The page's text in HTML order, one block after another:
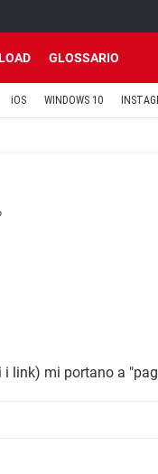
GLOSSARIO
iOS WINDOWS 10
link) mi portano a